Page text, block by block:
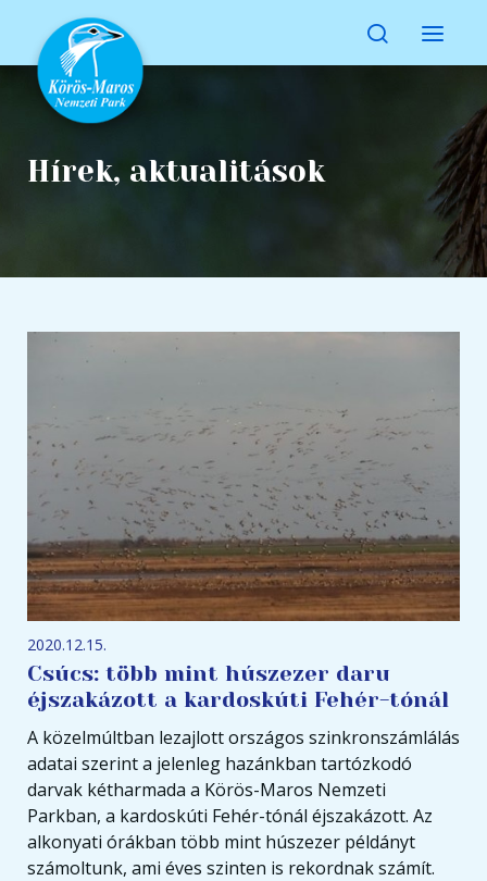
Hírek, aktualitások
2020.12.15.
Csúcs: több mint húszezer daru
éjszakázott a kardoskúti Fehér-tónál
A közelmúltban lezajlott országos szinkronszámlálás
adatai szerint a jelenleg hazánkban tartózkodó
darvak kétharmada a Körös-Maros Nemzeti
Parkban, a kardoskúti Fehér-tónál éjszakázott. Az
alkonyati órákban több mint húszezer példányt
számoltunk, ami éves szinten is rekordnak számít.